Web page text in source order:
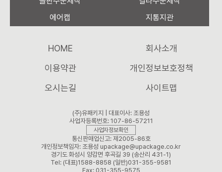
에어캡
지통지관
HOME
회사소개
이용약관
개인정보보호정책
오시는길
사이트맵
(주)유패키지 | 대표이사: 조용성
사업자등록번호: 107-86-57211
사업자정보확인
통신판매업신고: 제2005-86호
개인정보책임자: 조용성 upackage@upackage.co.kr
경기도 화성시 양감면 후곡길 39 (송산리 431-1)
Tel: (대표)1588-8858 (일반)031-355-9581
Fax: 031-355-9575